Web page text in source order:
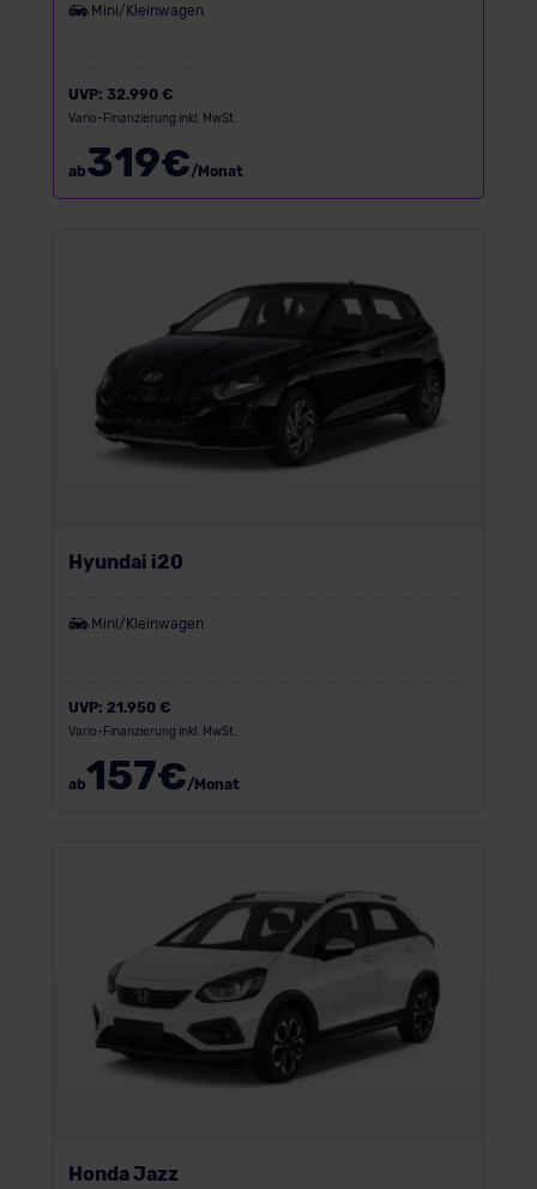
Mini/Kleinwagen
UVP: 32.990 €
Vario-Finanzierung inkl. MwSt.
ab319€/Monat
Hyundai i20
Mini/Kleinwagen
UVP: 21.950 €
Vario-Finanzierung inkl. MwSt.
ab157€/Monat
Honda Jazz